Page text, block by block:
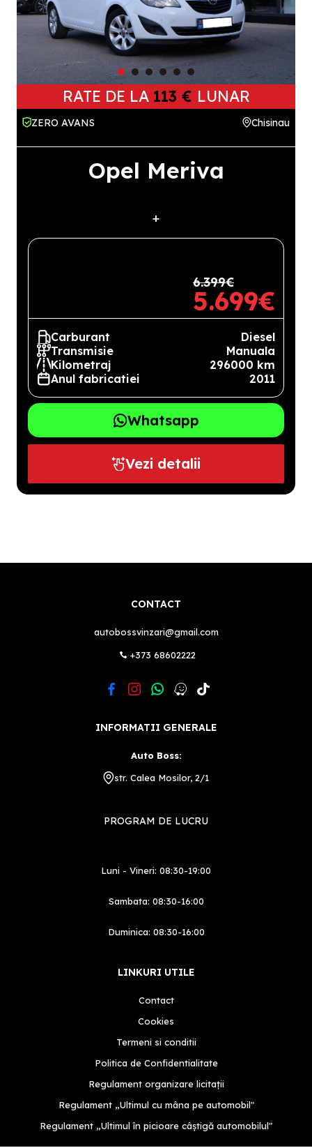
RATE DE LA 113 € LUNAR
ZERO AVANS Chisinau
Opel Meriva
+
6.399€
5.699€
Carburant
Diesel
Transmisie
Manuala
Kilometraj
296000 km
Anul fabricatiei
2011
Whatsapp
Vezi detalii
CONTACT
autobossvinzari@gmail.com
+373 68602222
INFORMATII GENERALE
Auto Boss:
str. Calea Mosilor, 2/1
PROGRAM DE LUCRU
Luni - Vineri: 08:30-19:00
Sambata: 08:30-16:00
Duminica: 08:30-16:00
LINKURI UTILE
Contact
Cookies
Termeni si conditii
Politica de Confidentialitate
Regulament organizare licitații
Regulament „Ultimul cu mâna pe automobil"
Regulament „Ultimul în picioare câștigă automobilul"